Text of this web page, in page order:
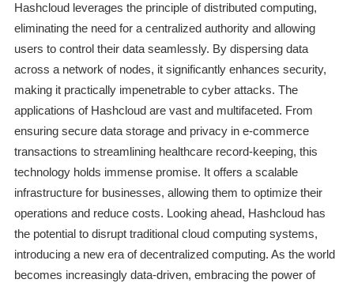
Hashcloud leverages the principle of distributed computing,
eliminating the need for a centralized authority and allowing
users to control their data seamlessly. By dispersing data
across a network of nodes, it significantly enhances security,
making it practically impenetrable to cyber attacks. The
applications of Hashcloud are vast and multifaceted. From
ensuring secure data storage and privacy in e-commerce
transactions to streamlining healthcare record-keeping, this
technology holds immense promise. It offers a scalable
infrastructure for businesses, allowing them to optimize their
operations and reduce costs. Looking ahead, Hashcloud has
the potential to disrupt traditional cloud computing systems,
introducing a new era of decentralized computing. As the world
becomes increasingly data-driven, embracing the power of